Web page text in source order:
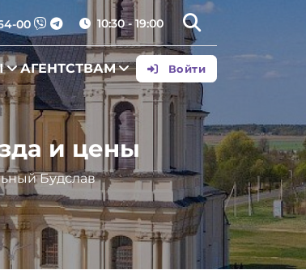
00 10:30 - 19:00
АГЕНТСТВАМ Войти
и цены
Будслав